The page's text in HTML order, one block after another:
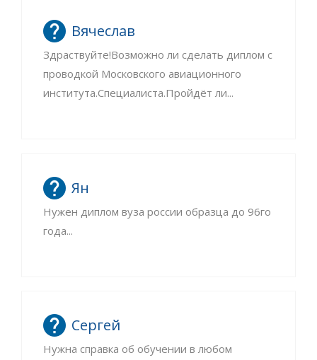
Вячеслав
Здраствуйте!Возможно ли сделать диплом с
проводкой Московского авиационного
института.Специалиста.Пройдёт ли...
Ян
Нужен диплом вуза россии образца до 96го
года...
Сергей
Нужна справка об обучении в любом